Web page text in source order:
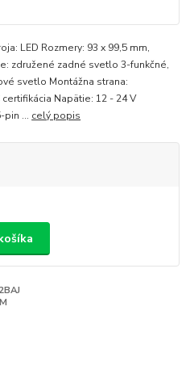
LED Rozmery: 93 x 99,5 mm,
združené zadné svetlo 3-funkčné,
svetlo Montážna strana:
Napätie: 12 - 24 V
pin ... celý popis